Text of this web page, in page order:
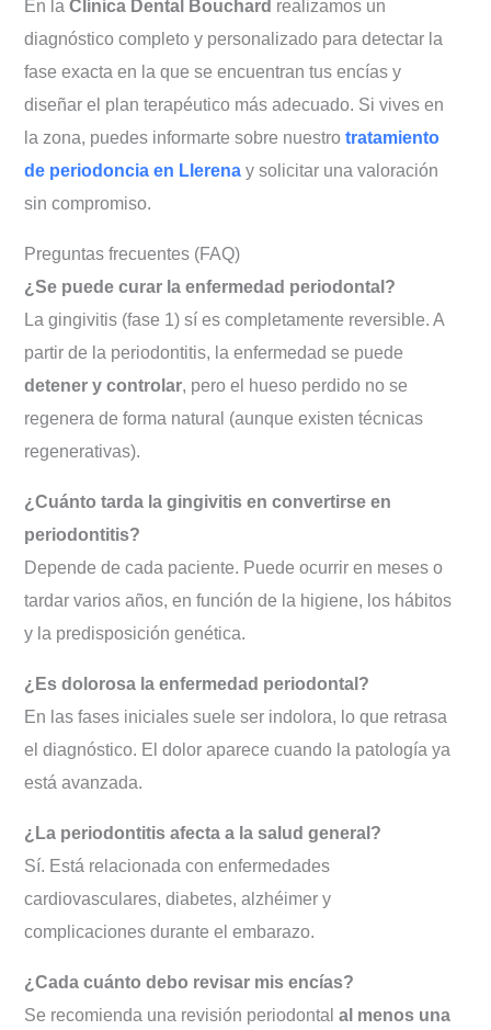
En laClínica Dental Bouchard realizamos un
diagnóstico completo y personalizado para detectar la
fase exacta en la que se encuentran tus encías y
diseñar el plan terapéutico más adecuado. Si vives en
la zona, puedes informarte sobre nuestrotratamiento
de periodoncia en Llerena y solicitar una valoración
sin compromiso.
Preguntas frecuentes (FAQ)
¿Se puede curar la enfermedad periodontal?
La gingivitis (fase 1) sí es completamente reversible. A
partir de la periodontitis, la enfermedad se puede
detener y controlar, pero el hueso perdido no se
regenera de forma natural (aunque existen técnicas
regenerativas).
¿Cuánto tarda la gingivitis en convertirse en
periodontitis?
Depende de cada paciente. Puede ocurrir en meses o
tardar varios años, en función de la higiene, los hábitos
y la predisposición genética.
¿Es dolorosa la enfermedad periodontal?
En las fases iniciales suele ser indolora, lo que retrasa
el diagnóstico. El dolor aparece cuando la patología ya
está avanzada.
¿La periodontitis afecta a la salud general?
Sí. Está relacionada con enfermedades
cardiovasculares, diabetes, alzhéimer y
complicaciones durante el embarazo.
¿Cada cuánto debo revisar mis encías?
Se recomienda una revisión periodontalal menos una